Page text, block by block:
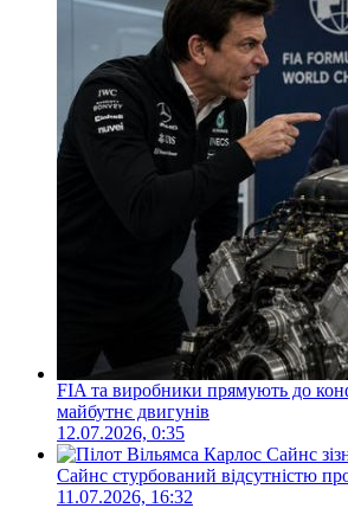
FIA та виробники прямують до
майбутнє двигунів
12.07.2026, 0:35
Сайнс стурбований відсутністю
11.07.2026, 16:32